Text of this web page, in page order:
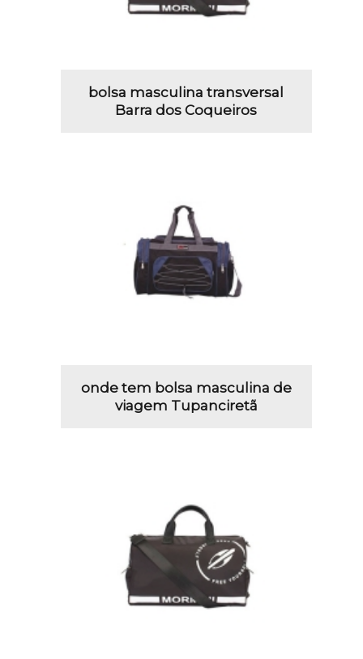
bolsa masculina transversal
Barra dos Coqueiros
onde tem bolsa masculina de
viagem Tupanciretã